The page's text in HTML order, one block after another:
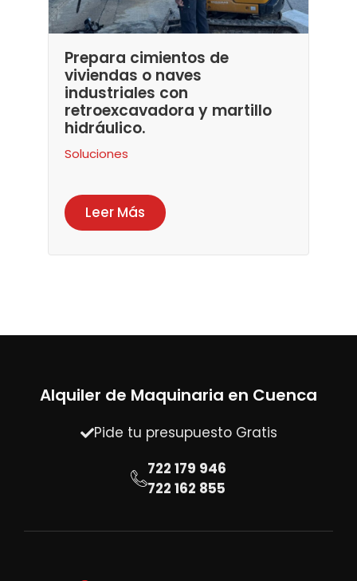
Prepara cimientos de
viviendas o naves
industriales con
retroexcavadora y martillo
hidráulico.
Soluciones
Leer Más
Alquiler de Maquinaria en Cuenca
Pide tu presupuesto Gratis
722 179 946
722 162 855